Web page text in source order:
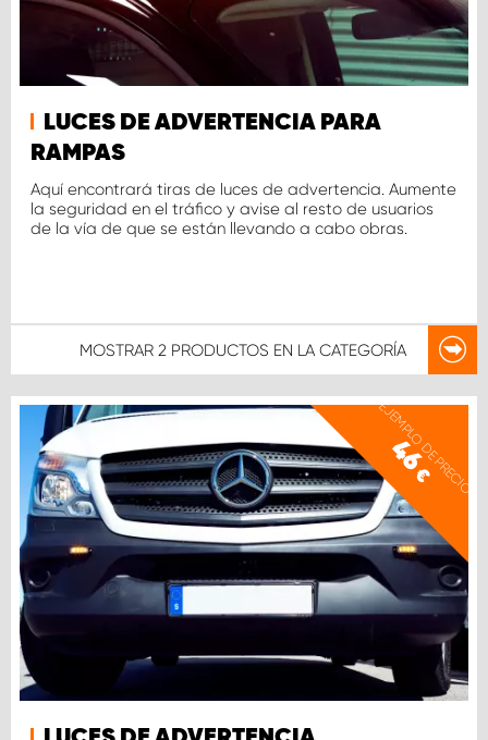
LUCES DE ADVERTENCIA PARA
RAMPAS
Aquí encontrará tiras de luces de advertencia. Aumente
la seguridad en el tráfico y avise al resto de usuarios
de la vía de que se están llevando a cabo obras.
MOSTRAR 2 PRODUCTOS EN LA CATEGORÍA
EJEMPLO DE PRECIO
46
€